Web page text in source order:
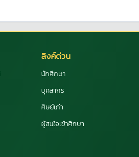
ลิงค์ด่วน
นักศึกษา
บุคลากร
ศิษย์เก่า
ผู้สนใจเข้าศึกษา